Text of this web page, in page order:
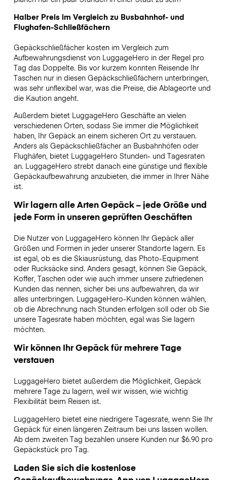
Halber Preis im Vergleich zu Busbahnhof- und
Flughafen-Schließfächern
Gepäckschließfächer kosten im Vergleich zum
Aufbewahrungsdienst von LuggageHero in der Regel pro
Tag das Doppelte. Bis vor kurzem konnten Reisende Ihr
Taschen nur in diesen Gepäckschließfächern unterbringen,
was sehr unflexibel war, was die Preise, die Ablageorte und
die Kaution angeht.
Außerdem bietet LuggageHero Geschäfte an vielen
verschiedenen Orten, sodass Sie immer die Möglichkeit
haben, Ihr Gepäck an einem sicheren Ort zu verstauen.
Anders als Gepäckschließfächer an Busbahnhöfen oder
Flughäfen, bietet LuggageHero Stunden- und Tagesraten
an. LuggageHero strebt danach eine günstige und flexible
Gepäckaufbewahrung anzubieten, die immer in Ihrer Nähe
ist.
Wir lagern alle Arten Gepäck – jede Größe und
jede Form in unseren geprüften Geschäften
Die Nutzer von LuggageHero können Ihr Gepäck aller
Größen und Formen in jeder unserer Standorte lagern. Es
ist egal, ob es die Skiausrüstung, das Photo-Equipment
oder Rucksäcke sind. Anders gesagt, können Sie Gepäck,
Koffer, Taschen oder wie auch immer unsere zufriedenen
Kunden das nennen, sicher bei uns aufbewahren, da wir
alles unterbringen. LuggageHero-Kunden können wählen,
ob die Abrechnung nach Stunden erfolgen soll oder ob Sie
unsere Tagesrate haben möchten, egal was Sie lagern
möchten.
Wir können Ihr Gepäck für mehrere Tage
verstauen
LuggageHero bietet außerdem die Möglichkeit, Gepäck
mehrere Tage zu lagern, weil wir wissen, wie wichtig
Flexibilität beim Reisen ist.
LuggageHero bietet eine niedrigere Tagesrate, wenn Sie Ihr
Gepäck für einen längeren Zeitraum bei uns lassen wollen.
Ab dem zweiten Tag bezahlen unsere Kunden nur $6.90 pro
Gepäckstück pro Tag.
Laden Sie sich die kostenlose